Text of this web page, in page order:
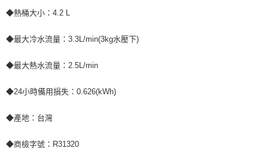
◆熱桶大小：4.2 L
◆最大冷水流量：3.3L/min(3kg水壓下)
◆最大熱水流量：2.5L/min
◆24小時備用損失：0.626(kWh)
◆產地：台灣
◆商檢字號：R31320